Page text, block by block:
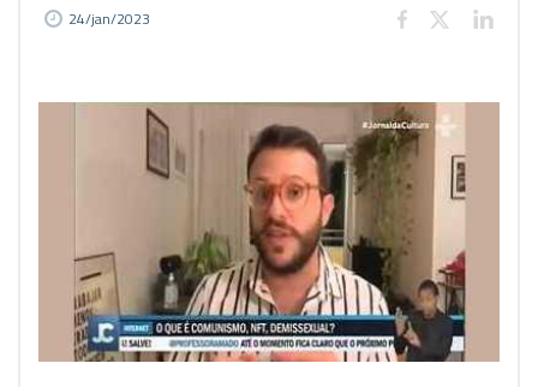
24/jan/2023